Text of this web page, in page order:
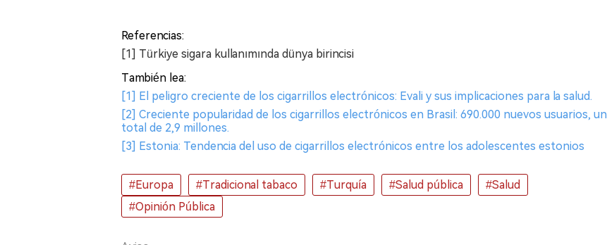
Referencias:
[1] Türkiye sigara kullanımında dünya birincisi
También lea:
[1] El peligro creciente de los cigarrillos electrónicos: Evali y sus implicaciones para la salud.
[2] Creciente popularidad de los cigarrillos electrónicos en Brasil: 690.000 nuevos usuarios, un
total de 2,9 millones.
[3] Estonia: Tendencia del uso de cigarrillos electrónicos entre los adolescentes estonios
#Europa #Tradicional tabaco #Turquía #Salud pública
#Salud
#Opinión Pública